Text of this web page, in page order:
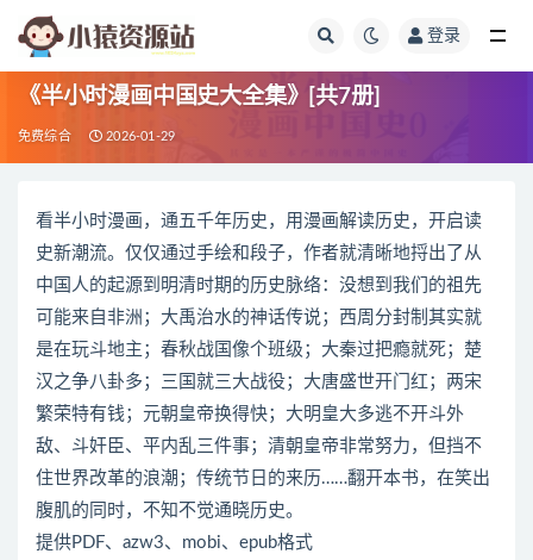
登录
《半小时漫画中国史大全集》[共7册]
免费综合 2026-01-29
看半小时漫画，通五千年历史，用漫画解读历史，开启读
史新潮流。仅仅通过手绘和段子，作者就清晰地捋出了从
中国人的起源到明清时期的历史脉络：没想到我们的祖先
可能来自非洲；大禹治水的神话传说；西周分封制其实就
是在玩斗地主；春秋战国像个班级；大秦过把瘾就死；楚
汉之争八卦多；三国就三大战役；大唐盛世开门红；两宋
繁荣特有钱；元朝皇帝换得快；大明皇大多逃不开斗外
敌、斗奸臣、平内乱三件事；清朝皇帝非常努力，但挡不
住世界改革的浪潮；传统节日的来历……翻开本书，在笑出
腹肌的同时，不知不觉通晓历史。
提供PDF、azw3、mobi、epub格式